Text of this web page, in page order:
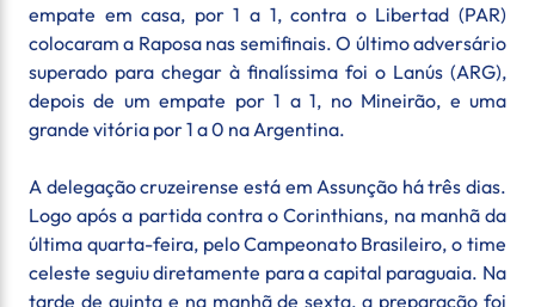
empate em casa, por 1 a 1, contra o Libertad (PAR)
colocaram a Raposa nas semifinais. O último adversário
superado para chegar à finalíssima foi o Lanús (ARG),
depois de um empate por 1 a 1, no Mineirão, e uma
grande vitória por 1 a 0 na Argentina.
A delegação cruzeirense está em Assunção há três dias.
Logo após a partida contra o Corinthians, na manhã da
última quarta-feira, pelo Campeonato Brasileiro, o time
celeste seguiu diretamente para a capital paraguaia. Na
tarde de quinta e na manhã de sexta, a preparação foi